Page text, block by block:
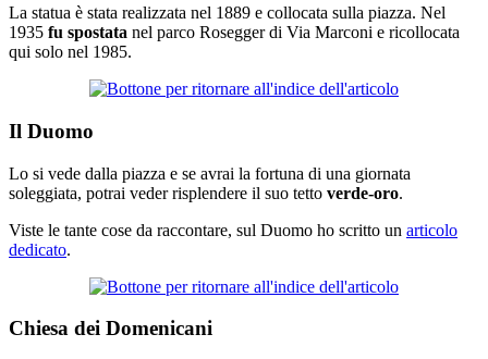
La statua è stata realizzata nel 1889 e collocata sulla piazza. Nel
1935 fu spostata nel parco Rosegger di Via Marconi e ricollocata
qui solo nel 1985.
Il Duomo
Lo si vede dalla piazza e se avrai la fortuna di una giornata
soleggiata, potrai veder risplendere il suo tetto verde-oro.
Viste le tante cose da raccontare, sul Duomo ho scritto un articolo
dedicato.
Chiesa dei Domenicani